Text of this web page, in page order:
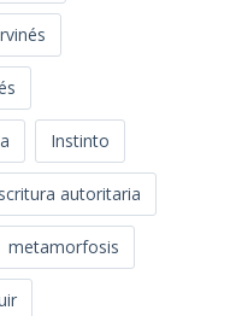
Instinto
autoritaria
metamorfosis